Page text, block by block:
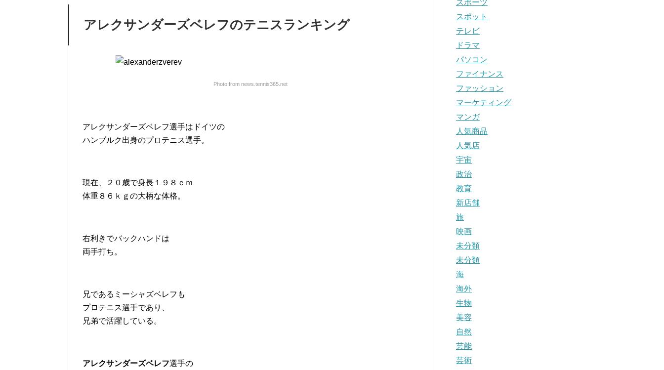
アレクサンダーズベレフのテニスランキング
Photo from news.tennis365.net
アレクサンダーズベレフ選手はドイツの
ハンブルク出身のプロテニス選手。
現在、２０歳で身長１９８ｃｍ
体重８６ｋｇの大柄な体格。
右利きでバックハンドは
両手打ち。
兄であるミーシャズベレフも
プロテニス選手であり、
兄弟で活躍している。
アレクサンダーズベレフ選手の
スポーツ
スポット
テレビ
ドラマ
パソコン
ファイナンス
ファッション
マーケティング
マンガ
人気商品
人気店
宇宙
政治
教育
新店舗
旅
映画
未分類
未分類
海
海外
生物
美容
自然
芸能
芸術